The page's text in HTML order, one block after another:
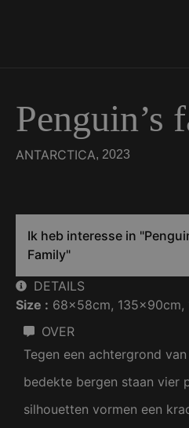
Penguin’s
ANTARCTICA, 2023
Ik heb interesse in
Family"
DETAILS
Size : 68x58cm, 135x90cm,
OVER
Tegen een achtergrond
bedekte bergen staan vier
silhouetten vormen een